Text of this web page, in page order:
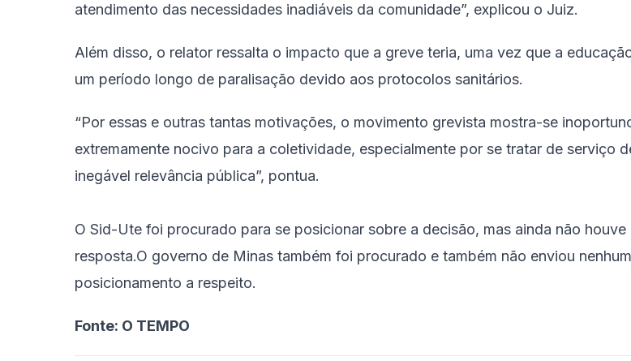
atendimento das necessidades inadiáveis da comunidade”, explicou o Juiz.
Além disso, o relator ressalta o impacto que a greve teria, uma vez que a
um período longo de paralisação devido aos protocolos sanitários.
“Por essas e outras tantas motivações, o movimento grevista mostra-se
extremamente nocivo para a coletividade, especialmente por se tratar de serviço
inegável relevância pública”, pontua.
O Sid-Ute foi procurado para se posicionar sobre a decisão, mas ainda não houve
resposta.O governo de Minas também foi procurado e também não enviou nenhum
posicionamento a respeito.
Fonte: O TEMPO